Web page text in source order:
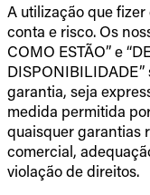
A utilização que
conta e risco. Os
COMO ESTÃO” e
garantia, seja
medida permitida
quaisquer garantias
comercial,
violação de direitos.